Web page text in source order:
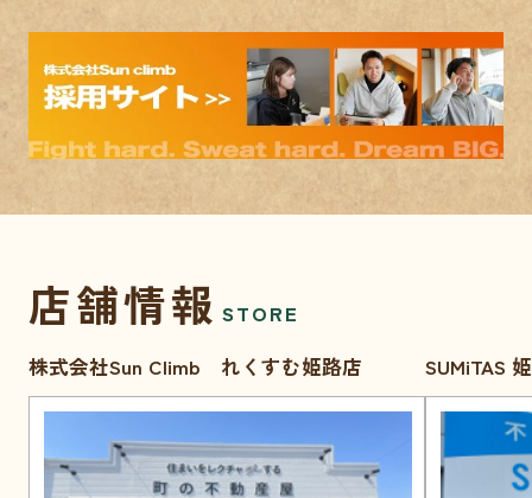
店舗情報 STORE
株式会社Sun Climb れくすむ姫路店
SUMiTAS